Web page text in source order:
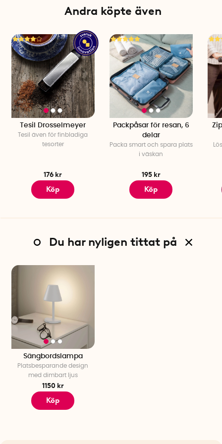
Antal per förpackning: 1Andra köpte även
Tesil Drosselmeyer
Tesil även för finbladiga
tesorter
176 kr
Köp
Packpåsar för resan, 6
delar
Packa smart och spara plats
i väskan
195 kr
Köp
Du har nyligen tittat på
Sängbordslampa
Platsbesparande design
med dimbart ljus
1150 kr
Köp